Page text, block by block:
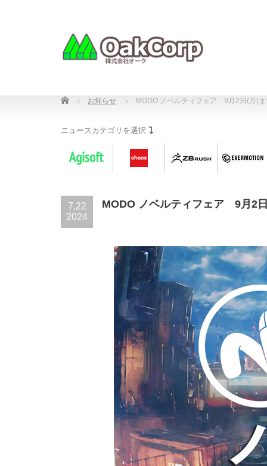
Home お知らせ MODO ノベルティフェア 9月2日(月)ま
ニュースカテゴリを選択
7.22
2024
MODO ノベルティフェア 9月2